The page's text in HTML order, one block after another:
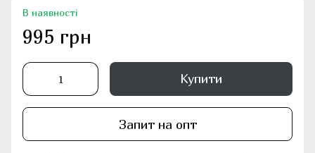
В наявності
995 грн
Купити
Запит на опт